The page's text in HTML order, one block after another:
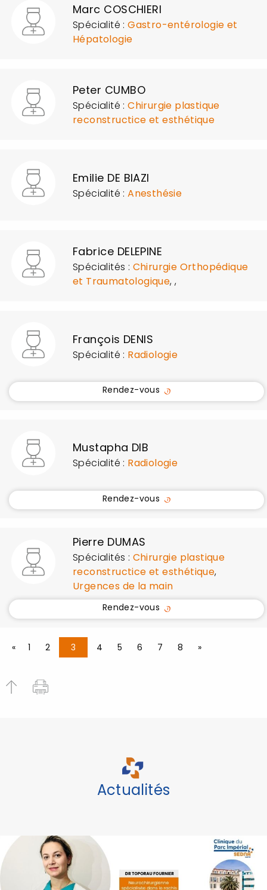
Marc COSCHIERI
Spécialité :Gastro-entérologie et
Hépatologie
Peter CUMBO
Spécialité :Chirurgie plastique
reconstructice et esthétique
Emilie DE BIAZI
Spécialité :Anesthésie
Fabrice DELEPINE
Spécialités : Chirurgie Orthopédique
et Traumatologique,,
François DENIS
Spécialité : Radiologie
Rendez-vous
Mustapha DIB
Spécialité : Radiologie
Rendez-vous
Pierre DUMAS
Spécialités : Chirurgie plastique
reconstructice et esthétique,
Urgences de la main
Rendez-vous
« 1 2 3 4 5 6 7 8 »
Actualités